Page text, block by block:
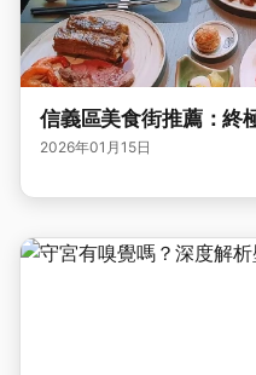
信義區美食街推薦：終
2026年01月15日